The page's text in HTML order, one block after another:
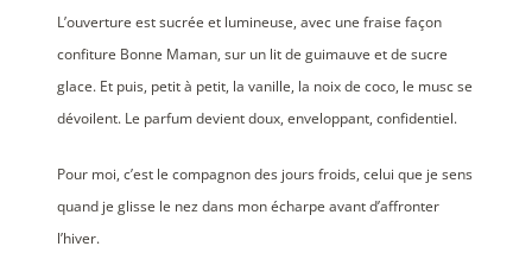
L’ouverture est sucrée et lumineuse, avec une fraise façon
confiture Bonne Maman, sur un lit de guimauve et de sucre
glace. Et puis, petit à petit, la vanille, la noix de coco, le musc se
dévoilent. Le parfum devient doux, enveloppant, confidentiel.
Pour moi, c’est le compagnon des jours froids, celui que je sens
quand je glisse le nez dans mon écharpe avant d’affronter
l’hiver.